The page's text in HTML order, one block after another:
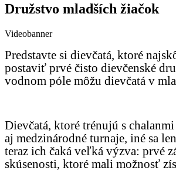
Družstvo mladších žiačok
Videobanner
Predstavte si dievčatá, ktoré
postaviť prvé čisto dievčenské
vodnom póle môžu dievčatá v
Dievčatá, ktoré trénujú s
aj medzinárodné turnaje, iné sa
teraz ich čaká veľká výzva: prvé
skúsenosti, ktoré mali možnosť